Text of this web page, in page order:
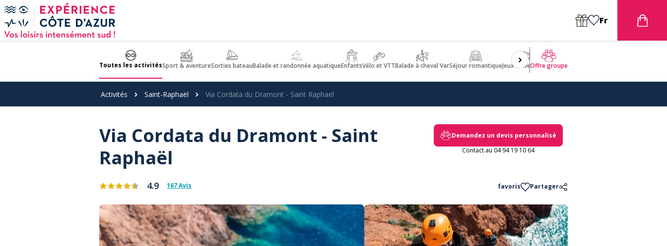
Panneau de gestion des cookies
Fr
Toutes les activitésSport & aventureSorties bateauBalade et randonnée aquatiqueEnfantsVélo et VTTBalade à cheval VarSéjour romantiqueJeux d'aventuresBien être
Offre groupe
Activités Saint-Raphaël Via Cordata du Dramont - Saint Raphaël
Via Cordata du Dramont - Saint
Raphaël
Demandez un devis personnalisé
Contact au 04 94 19 10 64
4.9 167 Avis favoris Partager